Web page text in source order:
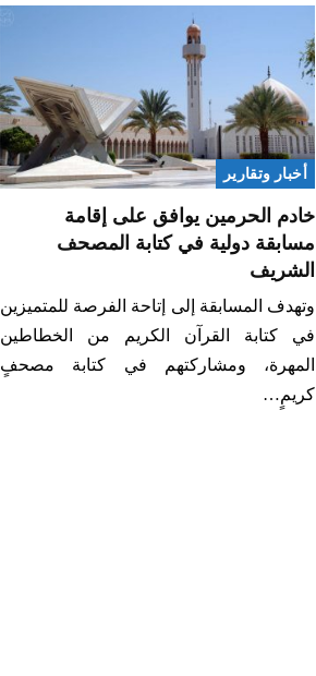
أخبار وتقارير
خادم الحرمين يوافق على إقامة
مسابقة دولية في كتابة المصحف
الشريف
وتهدف المسابقة إلى إتاحة الفرصة للمتميزين
في كتابة القرآن الكريم من الخطاطين
المهرة، ومشاركتهم في كتابة مصحفٍ
كريمٍ…